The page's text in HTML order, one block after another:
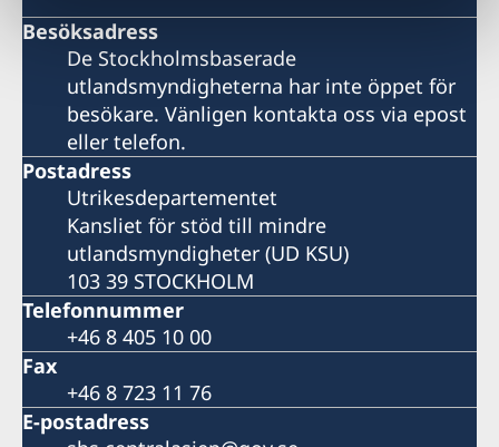
Besöksadress
De Stockholmsbaserade
utlandsmyndigheterna har inte öppet för
besökare. Vänligen kontakta oss via epost
eller telefon.
Postadress
Utrikesdepartementet
Kansliet för stöd till mindre
utlandsmyndigheter (UD KSU)
103 39 STOCKHOLM
Telefonnummer
+46 8 405 10 00
Fax
+46 8 723 11 76
E-postadress